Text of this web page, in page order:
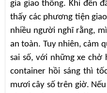
gia giao thông. Khi đến
thấy các phương tiện
nhiều người nghĩ rằng,
an toàn. Tuy nhiên, cảm
sai số, với những xe chở
container hồi sáng thì
mươi cây số trên giờ.